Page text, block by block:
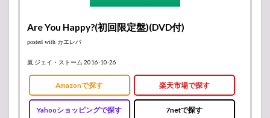
Are You Happy?(初回限定盤)(DVD付)
posted with カエレバ
嵐 ジェイ・ストーム 2016-10-26
Amazonで探す 楽天市場で探す
Yahooショッピングで探す 7netで探す